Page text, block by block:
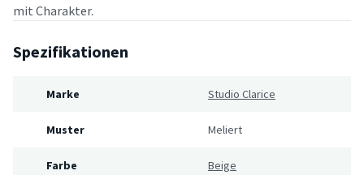
mit Charakter.
Spezifikationen
Marke Studio Clarice
Muster Meliert
Farbe Beige